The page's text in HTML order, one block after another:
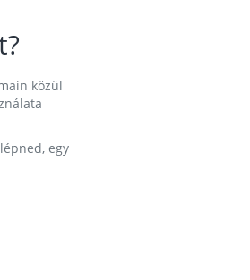
közül
egy